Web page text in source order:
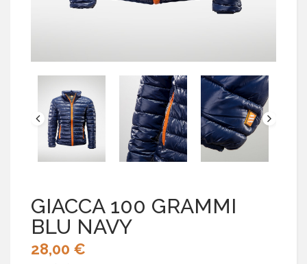
GIACCA 100 GRAMMI
BLU NAVY
28,00 €